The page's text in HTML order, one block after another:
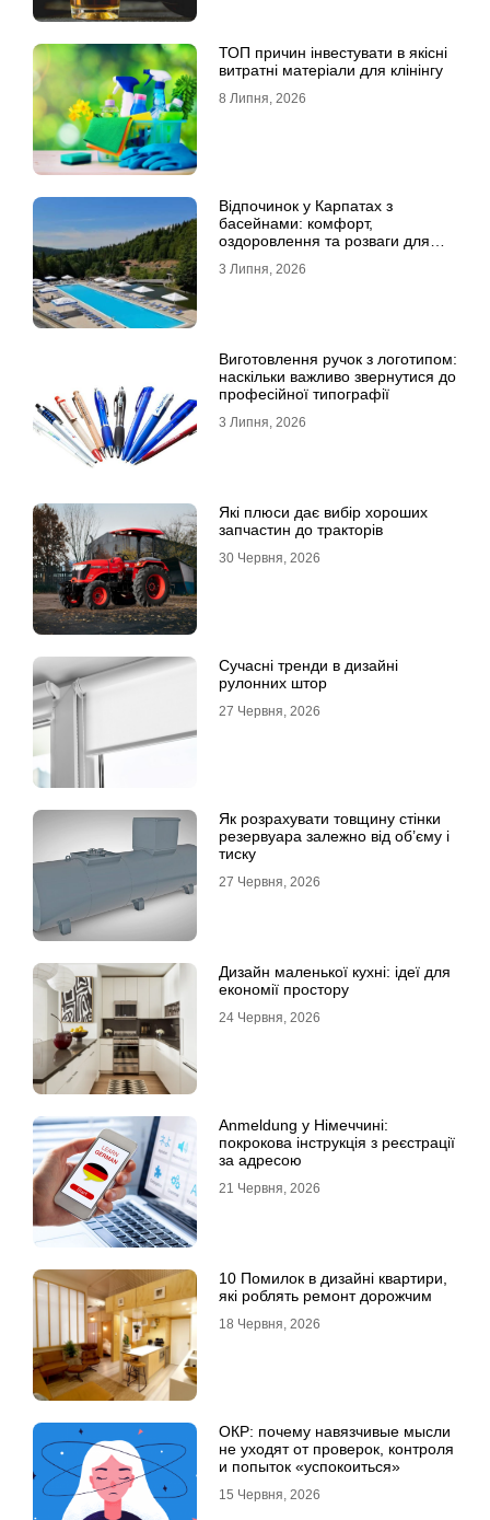
ТОП причин інвестувати в якісні
витратні матеріали для клінінгу
8 Липня, 2026
Відпочинок у Карпатах з
басейнами: комфорт,
оздоровлення та розваги для
3 Липня, 2026
Виготовлення ручок з логотипом:
наскільки важливо звернутися до
професійної типографії
3 Липня, 2026
Які плюси дає вибір хороших
запчастин до тракторів
30 Червня, 2026
Сучасні тренди в дизайні
рулонних штор
27 Червня, 2026
Як розрахувати товщину стінки
резервуара залежно від об’єму і
тиску
27 Червня, 2026
Дизайн маленької кухні: ідеї для
економії простору
24 Червня, 2026
Anmeldung у Німеччині:
покрокова інструкція з реєстрації
за адресою
21 Червня, 2026
10 Помилок в дизайні квартири,
які роблять ремонт дорожчим
18 Червня, 2026
ОКР: почему навязчивые мысли
не уходят от проверок, контроля
и попыток «успокоиться»
15 Червня, 2026